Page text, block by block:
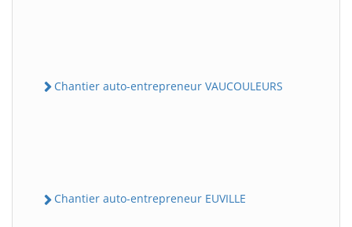
Chantier auto-entrepreneur VAUCOULEURS
Chantier auto-entrepreneur EUVILLE